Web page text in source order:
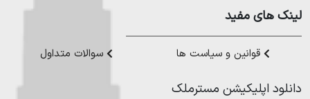
لینک های مفید
قوانین و سیاست ها سوالات متداول
دانلود اپلیکیشن مستر‌ملک